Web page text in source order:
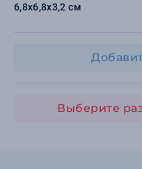
6,8x6,8x3,2 см
Выберите